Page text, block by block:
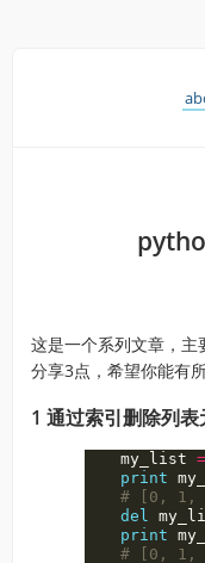
这是一个系列文章，
分享3点，希望你能有所
1 通过索引删除列表
my_list =
print
del
print